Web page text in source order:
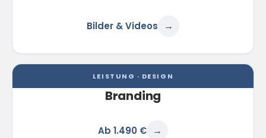
Bilder & Videos →
LEISTUNG · DESIGN
Branding
Ab 1.490 € →